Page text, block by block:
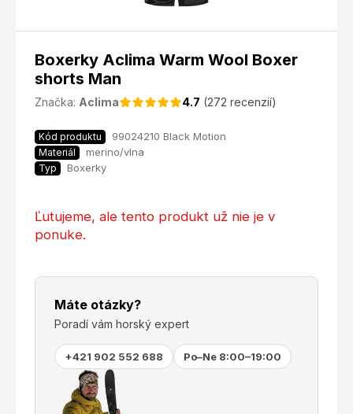
Boxerky Aclima Warm Wool Boxer
shorts Man
Značka: Aclima 4.7 (272 recenzií)
Kód produktu 99024210 Black Motion
Materiál merino/vlna
Typ Boxerky
Ľutujeme, ale tento produkt už nie je v
ponuke.
Máte otázky?
Poradí vám horský expert
+421 902 552 688 Po–Ne 8:00–19:00